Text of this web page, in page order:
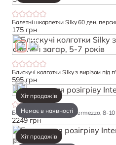
Балетні шкарпетки Silky 60 ден,
175 грн
Блискучі колготки Silky з вирізом під
595 грн
Хіт продажів
Немає в наявності
Болеро для розігріву Intermezzo, 8-10
2249 грн
Хіт продажів